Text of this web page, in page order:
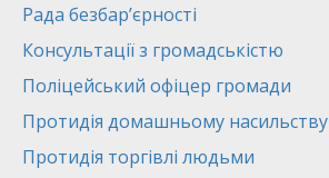
Рада безбар’єрності
Консультації з громадськістю
Поліцейський офіцер громади
Протидія домашньому насильству
Протидія торгівлі людьми